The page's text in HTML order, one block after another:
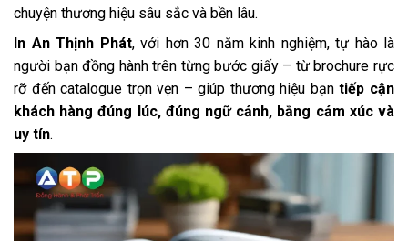
chuyện thương hiệu sâu sắc và bền lâu.
In An Thịnh Phát, với hơn 30 năm kinh nghiệm, tự hào là
người bạn đồng hành trên từng bước giấy – từ brochure rực
rỡ đến catalogue trọn vẹn – giúp thương hiệu bạntiếp cận
khách hàng đúng lúc, đúng ngữ cảnh, bằng cảm xúc và
uy tín.